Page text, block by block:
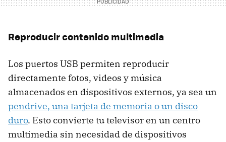
Reproducir contenido multimedia
Los puertos USB permiten reproducir
directamente fotos, videos y música
almacenados en dispositivos externos, ya sea un
pendrive, una tarjeta de memoria o un disco
duro. Esto convierte tu televisor en un centro
multimedia sin necesidad de dispositivos